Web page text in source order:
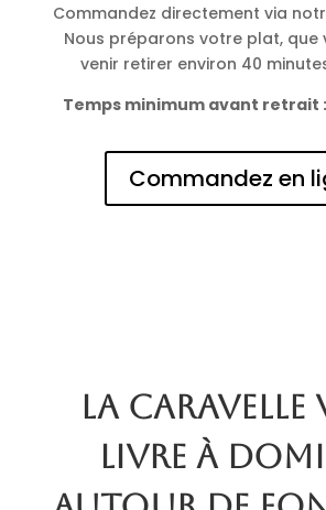
Commandez directement via
Nous préparons votre plat, que
venir retirer environ 40
Temps minimum avant retrait
Commandez en
La Caravelle
livre à